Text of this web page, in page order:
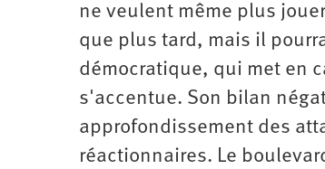
ne veulent même plus
que plus tard, mais il
démocratique, qui met en
s'accentue. Son bilan
approfondissement des
réactionnaires. Le